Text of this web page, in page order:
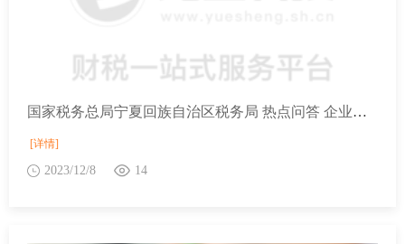
国家税务总局宁夏回族自治区税务局 热点问答 企业购进的货物用于免征增值税项目，进项税额可以抵扣吗？
[详情]
2023/12/8 14